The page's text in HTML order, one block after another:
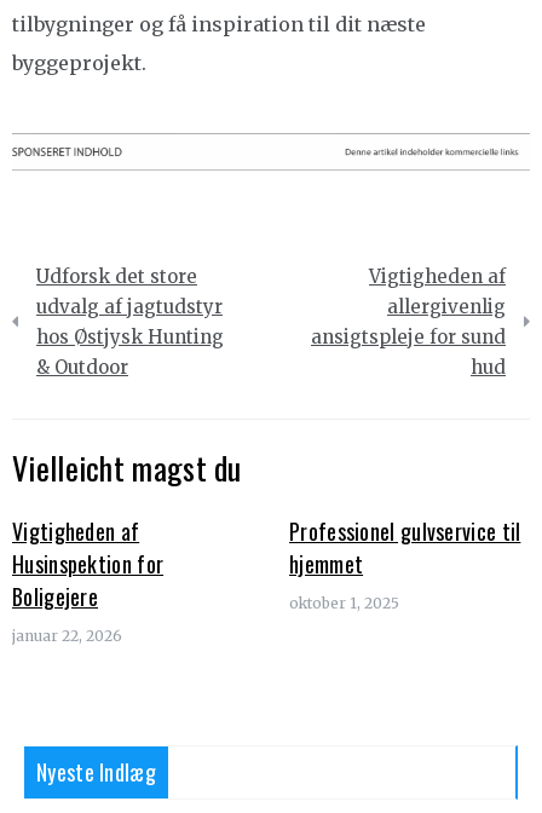
tilbygninger og få inspiration til dit næste
byggeprojekt.
Indlægsnavigation
Udforsk det store
udvalg af jagtudstyr
hos Østjysk Hunting
& Outdoor
Vigtigheden af
allergivenlig
ansigtspleje for sund
hud
Vielleicht magst du
Vigtigheden af
Husinspektion for
Boligejere
januar 22, 2026
Professionel gulvservice til
hjemmet
oktober 1, 2025
Nyeste Indlæg